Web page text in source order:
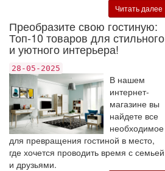
Читать далее
Преобразите свою гостиную:
Топ-10 товаров для стильного
и уютного интерьера!
28-05-2025
В нашем
интернет-
магазине вы
найдете все
необходимое
для превращения гостиной в место,
где хочется проводить время с семьей
и друзьями.